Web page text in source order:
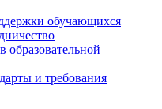
обучающихся
образовательной
и требования